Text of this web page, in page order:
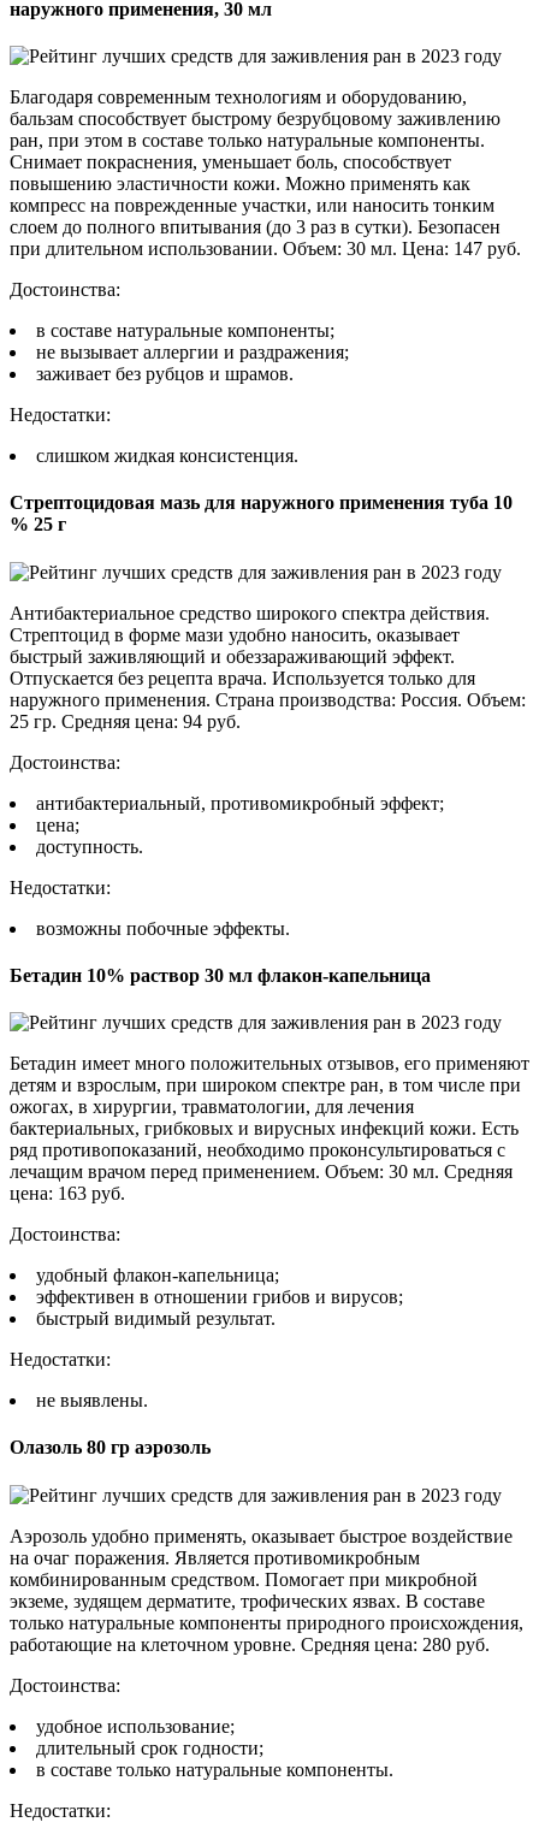
наружного применения, 30 мл
Благодаря современным технологиям и оборудованию,
бальзам способствует быстрому безрубцовому заживлению
ран, при этом в составе только натуральные компоненты.
Снимает покраснения, уменьшает боль, способствует
повышению эластичности кожи. Можно применять как
компресс на поврежденные участки, или наносить тонким
слоем до полного впитывания (до 3 раз в сутки). Безопасен
при длительном использовании. Объем: 30 мл. Цена: 147 руб.
Достоинства:
в составе натуральные компоненты;
не вызывает аллергии и раздражения;
заживает без рубцов и шрамов.
Недостатки:
слишком жидкая консистенция.
Стрептоцидовая мазь для наружного применения туба 10
% 25 г
Антибактериальное средство широкого спектра действия.
Стрептоцид в форме мази удобно наносить, оказывает
быстрый заживляющий и обеззараживающий эффект.
Отпускается без рецепта врача. Используется только для
наружного применения. Страна производства: Россия. Объем:
25 гр. Средняя цена: 94 руб.
Достоинства:
антибактериальный, противомикробный эффект;
цена;
доступность.
Недостатки:
возможны побочные эффекты.
Бетадин 10% раствор 30 мл флакон-капельница
Бетадин имеет много положительных отзывов, его применяют
детям и взрослым, при широком спектре ран, в том числе при
ожогах, в хирургии, травматологии, для лечения
бактериальных, грибковых и вирусных инфекций кожи. Есть
ряд противопоказаний, необходимо проконсультироваться с
лечащим врачом перед применением. Объем: 30 мл. Средняя
цена: 163 руб.
Достоинства:
удобный флакон-капельница;
эффективен в отношении грибов и вирусов;
быстрый видимый результат.
Недостатки:
не выявлены.
Олазоль 80 гр аэрозоль
Аэрозоль удобно применять, оказывает быстрое воздействие
на очаг поражения. Является противомикробным
комбинированным средством. Помогает при микробной
экземе, зудящем дерматите, трофических язвах. В составе
только натуральные компоненты природного происхождения,
работающие на клеточном уровне. Средняя цена: 280 руб.
Достоинства:
удобное использование;
длительный срок годности;
в составе только натуральные компоненты.
Недостатки: